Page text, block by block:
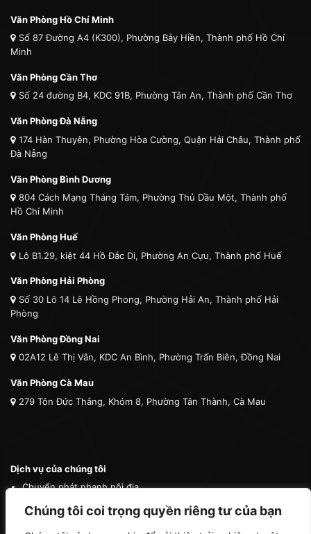
Chúng tôi coi trọng quyền riêng tư của bạn
Văn Phòng Hồ Chí Minh
Số 87 Đường A4 (K300), Phường Bảy Hiền, Thành phố Hồ Chí
Minh
Văn Phòng Cần Thơ
Số 24 đường B4, KDC 91B, Phường Tân An, Thành phố Cần Thơ
Văn Phòng Đà Nẵng
174 Hàn Thuyên, Phường Hòa Cường, Quận Hải Châu, Thành phố
Đà Nẵng
Văn Phòng Bình Dương
804 Cách Mạng Tháng Tám, Phường Thủ Dầu Một, Thành phố
Hồ Chí Minh
Văn Phòng Huế
Lô B1.29, kiệt 44 Hồ Đắc Di, Phường An Cựu, Thành phố Huế
Văn Phòng Hải Phòng
Số 30 Lô 14 Lê Hồng Phong, Phường Hải An, Thành phố Hải
Phòng
Văn Phòng Đồng Nai
02A12 Lê Thị Vân, KDC An Bình, Phường Trấn Biên, Đồng Nai
Văn Phòng Cà Mau
279 Tôn Đức Thắng, Khóm 8, Phường Tân Thành, Cà Mau
Dịch vụ của chúng tôi
Chuyển phát nhanh nội địa
Chuyển phát nhanh quốc tế